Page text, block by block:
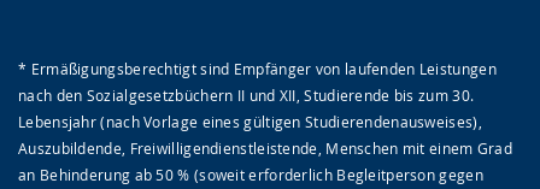
* Ermäßigungsberechtigt sind Empfänger von laufenden Leistungen
nach den Sozialgesetzbüchern II und XII, Studierende bis zum 30.
Lebensjahr (nach Vorlage eines gültigen Studierendenausweises),
Auszubildende, Freiwilligendienstleistende, Menschen mit einem Grad
an Behinderung ab 50 % (soweit erforderlich Begleitperson gegen